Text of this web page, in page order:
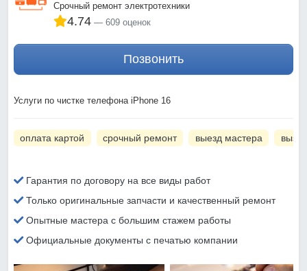
Срочный ремонт электротехники
4.74 609 оценок
Позвонить
Услуги по чистке телефона iPhone 16
оплата картой срочный ремонт выезд мастера
Гарантия по договору на все виды работ
Только оригинальные запчасти и качественный ремонт
Опытные мастера с большим стажем работы
Официальные документы с печатью компании